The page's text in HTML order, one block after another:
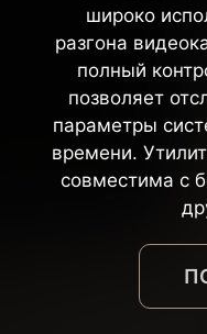
широко
разгона
полный
позволяет
параметры
времени.
совместима с